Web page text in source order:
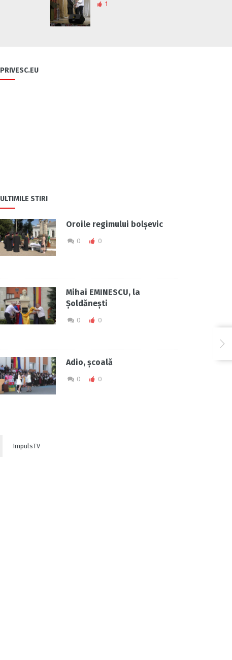
1
PRIVESC.EU
ULTIMILE STIRI
Oroile regimului bolșevic
0 0
Mihai EMINESCU, la
Șoldănești
0 0
Adio, școală
0 0
ImpulsTV